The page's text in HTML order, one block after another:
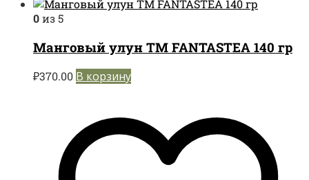
0из 5
Манговый улун TM FANTASTEA 140 гр
₽370.00 В корзину